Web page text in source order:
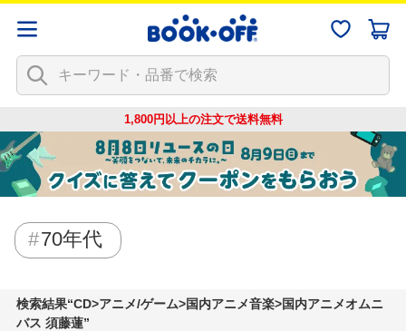
1,800円以上の注文で送料無料
70年代
検索結果 CD>アニメ/ゲーム>国内アニメ音楽>国内アニメオムニ
バス 須藤蓮